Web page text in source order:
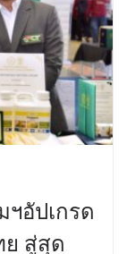
อัปเกรด
ย สู่สุด